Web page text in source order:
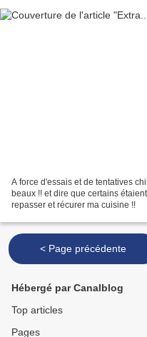
A force d'essais et de tentatives
beaux !! et dire que certains
repasser et récurer ma cuisine !!
< Page précédente
Hébergé par Canalblog
Top articles
Pages